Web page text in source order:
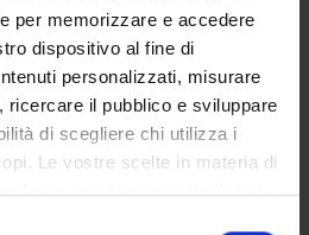
per memorizzare e accedere
dispositivo al fine di
personalizzati, misurare
ricercare il pubblico e sviluppare
di scegliere chi utilizza i
Le vostre scelte in materia di
su questa proprietà digitale